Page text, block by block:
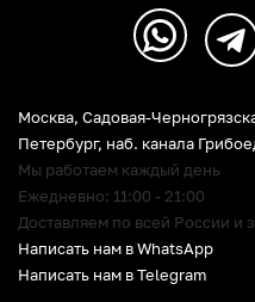
Москва, Садовая-
Петербург, наб. канала
Мы работаем каждый день
Ежедневно: 11:00 - 21:00
Доставляем по всей России и
Написать нам в WhatsApp
Написать нам в Telegram